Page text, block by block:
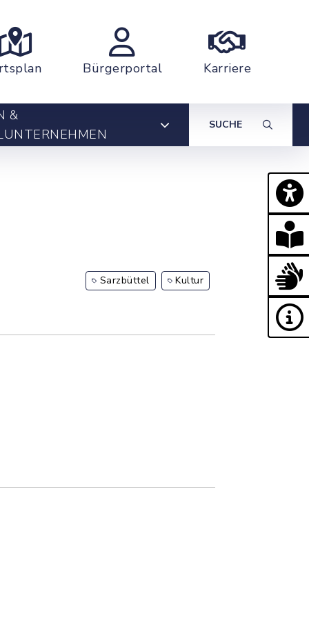
Bürgerportal Karriere
&
SUCHE
Sarzbüttel Kultur